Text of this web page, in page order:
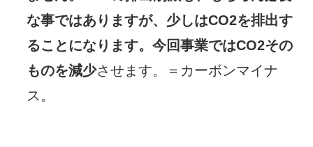
な事ではありますが、少しはCO2を排出す
ることになります。今回事業ではCO2その
ものを減少させます。＝カーボンマイナ
ス。